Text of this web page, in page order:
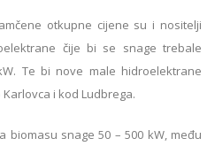
otkupne cijene su i nositelji
čije bi se snage trebale
Te bi nove male hidroelektrane
i kod Ludbrega.
snage 50 – 500 kW, među